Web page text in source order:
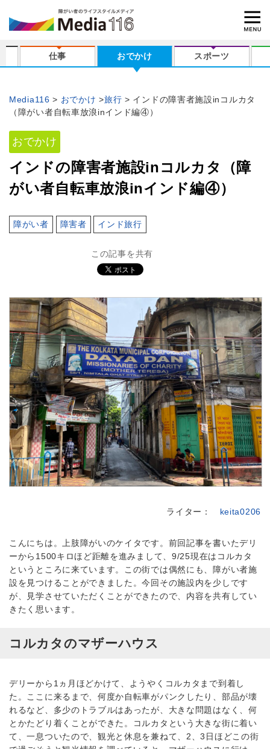
仕事 おでかけ スポーツ
Media116 おでかけ 旅行
インドの障害者施設inコルカタ
（障がい者自転車放浪inインド編④）
おでかけ
インドの障害者施設inコルカタ（障
がい者自転車放浪inインド編④）
障がい者 障害者 インド旅行
この記事を共有
ライター： keita0206
こんにちは。上肢障がいのケイタです。前回記事を書いたデリ
ーから1500キロほど距離を進みまして、9/25現在はコルカタ
というところに来ています。この街では偶然にも、障がい者施
設を見つけることができました。今回その施設内を少しです
が、見学させていただくことができたので、内容を共有してい
きたく思います。
コルカタのマザーハウス
デリーから1ヵ月ほどかけて、ようやくコルカタまで到着し
た。ここに来るまで、何度か自転車がパンクしたり、部品が壊
れるなど、多少のトラブルはあったが、大きな問題はなく、何
とかたどり着くことができた。コルカタという大きな街に着い
て、一息ついたので、観光と休息を兼ねて、2、3日ほどこの街